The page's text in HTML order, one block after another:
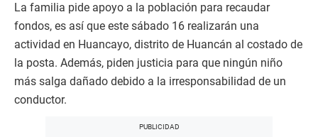
La familia pide apoyo a la población para recaudar
fondos, es así que este sábado 16 realizarán una
actividad en Huancayo, distrito de Huancán al costado de
la posta. Además, piden justicia para que ningún niño
más salga dañado debido a la irresponsabilidad de un
conductor.